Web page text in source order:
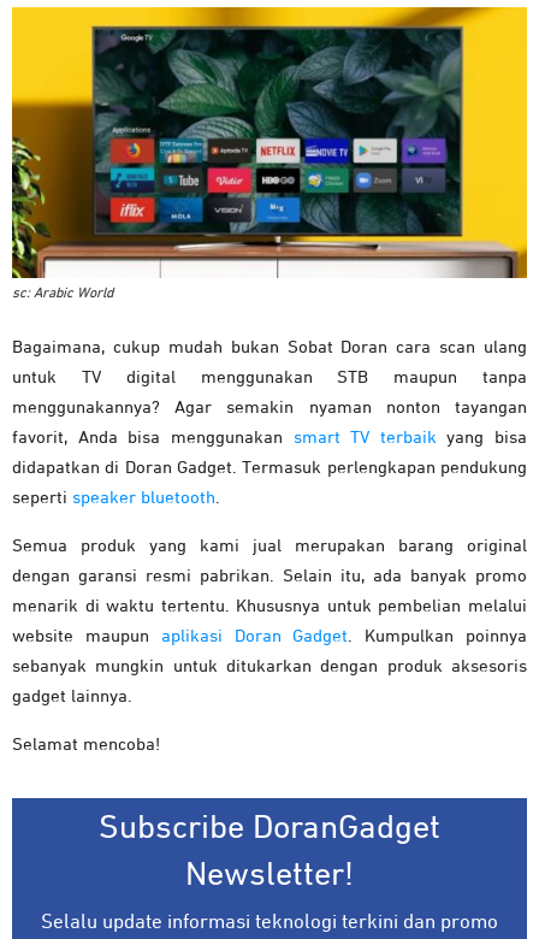
sc: Arabic World
Bagaimana, cukup mudah bukan Sobat Doran cara scan ulang
untuk TV digital menggunakan STB maupun tanpa
menggunakannya? Agar semakin nyaman nonton tayangan
favorit, Anda bisa menggunakan smart TV terbaik yang bisa
didapatkan di Doran Gadget. Termasuk perlengkapan pendukung
seperti speaker bluetooth
Semua produk yang kami jual merupakan barang original
dengan garansi resmi pabrikan. Selain itu, ada banyak promo
menarik di waktu tertentu. Khususnya untuk pembelian melalui
website maupun aplikasi Doran Gadget . Kumpulkan poinnya
sebanyak mungkin untuk ditukarkan dengan produk aksesoris
gadget lainnya.
Selamat mencoba!
Subscribe DoranGadget
Newsletter!
Selalu update informasi teknologi terkini dan promo